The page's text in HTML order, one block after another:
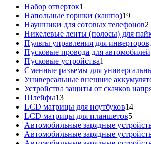
товаров
Набор отверток1
товар
Напольные горшки (кашпо)1919
Наушники для сотовых телефонов2
Никелевые ленты (полосы) для
Пульты управления для инверторов
Пусковые провода для автомобилей
Пусковые устройства1
товар
Сменные разъемы для
Универсальные внешние
Устройства защиты от скачков
Шлейфы1313
товаров
LCD матрицы для ноутбуков1414
LCD матрицы для планшетов55
Автомобильные зарядные
Автомобильные зарядные